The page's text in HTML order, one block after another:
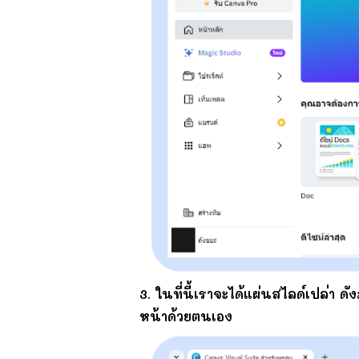
3. ในที่นี้เราจะได้แผ่นสไลด์เปล่า ดั
หน้าด้วยตนเอง